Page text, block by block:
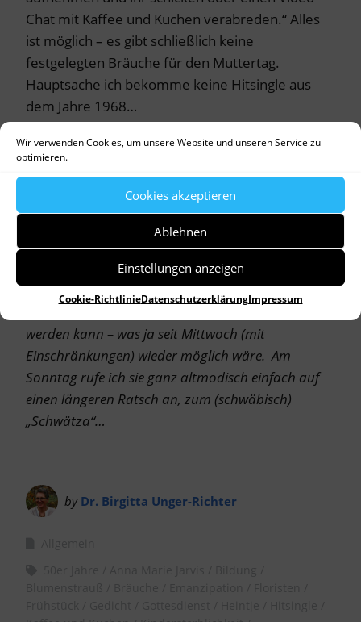
Wir verwenden Cookies, um unsere Website und unseren Service zu
optimieren.
Cookies akzeptieren
Ablehnen
Einstellungen anzeigen
Cookie-RichtlinieDatenschutzerklärungImpressum
Chat mit Kaffee und Kuchen verabreden.“ Alles
ist möglich – es gibt schließlich keine
festgelegten Bräuche für den Muttertag.
Hauptsache ich bekomme keine Hitsingle aus
dem Jahre 1968…
meinem Poesiealbum und verschiedenen
Aufklebern, die man zum Muttertag verschicken
kann.
Diesen Blogbeitrag widme ich meiner Mutter, die
werden kann – was ja seit Mittwoch (mit
Einschränkungen) wieder möglich wäre. Am
Sonntag rufe ich sie ganz altmodisch einfach auf
einen längeren Ratsch an, zum (schwäbisch)
„Schwätza“…
by Dr. Birgitta Unger-Richter